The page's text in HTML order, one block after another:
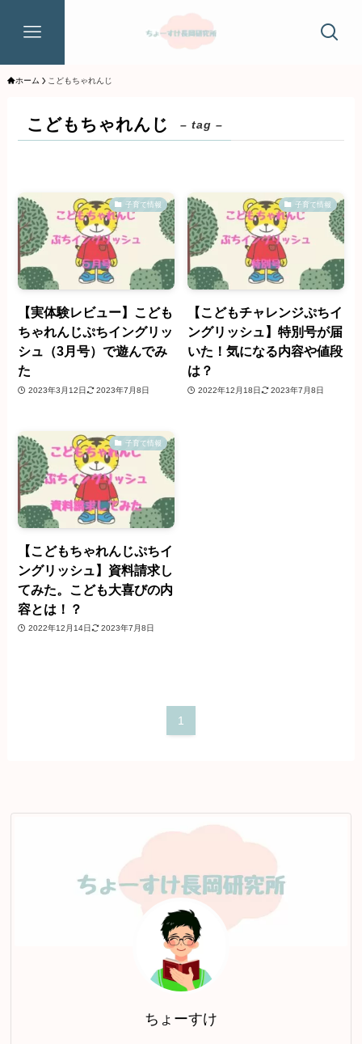
ホーム こどもちゃれんじ
こどもちゃれんじ – tag –
子育て情報
【実体験レビュー】こども
ちゃれんじぷちイングリッ
シュ（3月号）で遊んでみ
た
2023年3月12日 2023年7月8日
子育て情報
【こどもチャレンジぷちイ
ングリッシュ】特別号が届
いた！気になる内容や値段
は？
2022年12月18日 2023年7月8日
子育て情報
【こどもちゃれんじぷちイ
ングリッシュ】資料請求し
てみた。こども大喜びの内
容とは！？
2022年12月14日 2023年7月8日
1
ちょーすけ